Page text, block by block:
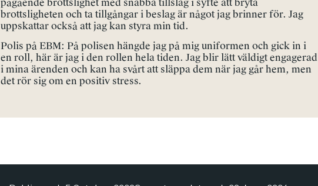
brottsligheten och ta tillgångar i beslag är något jag brinner för. Jag
uppskattar också att jag kan styra min tid.
Polis på EBM: På polisen hängde jag på mig uniformen och gick in i
en roll, här är jag i den rollen hela tiden. Jag blir lätt väldigt engagerad
i mina ärenden och kan ha svårt att släppa dem när jag går hem, men
det rör sig om en positiv stress.